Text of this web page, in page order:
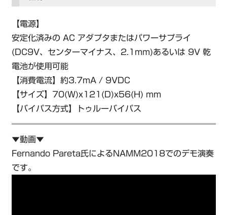
【電源】
安定化済みの AC アダプタまたはパワーサプライ
(DC9V、センターマイナス、2.1mm)あるいは 9V 乾
電池が使用可能
【消費電流】約3.7mA / 9VDC
【サイズ】70(W)x121(D)x56(H) mm
【バイパス方式】トゥルーバイパス
▼動画▼
Fernando Pareta氏によるNAMM2018でのデモ演奏
です。